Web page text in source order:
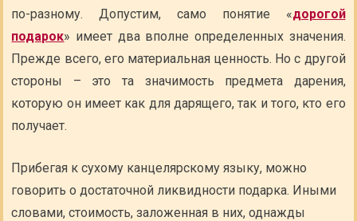
по-разному. Допустим, само понятие «дорогой
подарок» имеет два вполне определенных значения.
Прежде всего, его материальная ценность. Но с другой
стороны – это та значимость предмета дарения,
которую он имеет как для дарящего, так и того, кто его
получает.
Прибегая к сухому канцелярскому языку, можно
говорить о достаточной ликвидности подарка. Иными
словами, стоимость, заложенная в них, однажды